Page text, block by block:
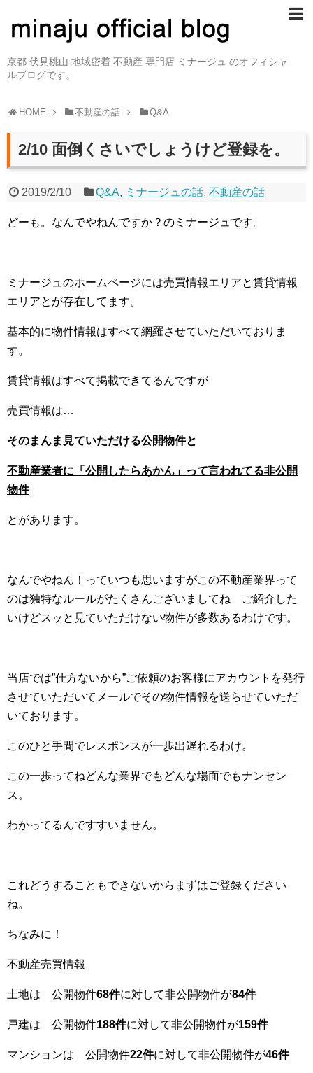
京都 伏見桃山 地域密着 不動産 専門店 ミナージュ のオフィシャ
ルブログです。
HOME 不動産の話 Q&A
2/10 面倒くさいでしょうけど登録を。
2019/2/10 Q&A, ミナージュの話,不動産の話
どーも。なんでやねんですか？のミナージュです。
ミナージュのホームページには売買情報エリアと賃貸情報
エリアとが存在してます。
基本的に物件情報はすべて網羅させていただいておりま
す。
賃貸情報はすべて掲載できてるんですが
売買情報は…
そのまんま見ていただける公開物件と
不動産業者に「公開したらあかん」って言われてる非公開
物件
とがあります。
なんでやねん！っていつも思いますがこの不動産業界って
のは独特なルールがたくさんございましてね ご紹介した
いけどスッと見ていただけない物件が多数あるわけです。
当店では”仕方ないから”ご依頼のお客様にアカウントを発行
させていただいてメールでその物件情報を送らせていただ
いております。
このひと手間でレスポンスが一歩出遅れるわけ。
この一歩ってねどんな業界でもどんな場面でもナンセン
ス。
わかってるんですすいません。
これどうすることもできないからまずはご登録ください
ね。
ちなみに！
不動産売買情報
土地は 公開物件68件に対して非公開物件が84件
戸建は 公開物件188件に対して非公開物件が159件
マンションは 公開物件22件に対して非公開物件が46件